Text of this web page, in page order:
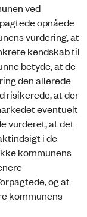
ved
opnåede
vurdering, at
kendskab til
betyde, at de
den allerede
risikerede, at der
eventuelt
vurderet, at det
i de
kommunens
og at
kommunens